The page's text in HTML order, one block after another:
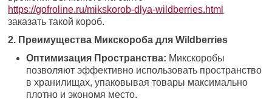
https://gofroline.ru/mikskorob-dlya-wildberries.html
заказать такой короб.
2. Преимущества Микскороба для Wildberries
Оптимизация Пространства: Микскоробы
позволяют эффективно использовать пространство
в хранилищах, упаковывая товары максимально
плотно и экономя место.